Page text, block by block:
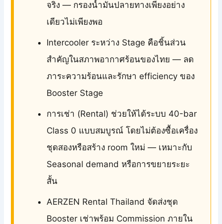
จริง — กรองน้ำมันปลายทางเพียงอย่าง
เดียวไม่เพียงพอ
Intercooler ระหว่าง Stage คือชิ้นส่วน
สำคัญในสภาพอากาศร้อนของไทย — ลด
ภาระความร้อนและรักษา efficiency ของ
Booster Stage
การเช่า (Rental) ช่วยให้ได้ระบบ 40-bar
Class 0 แบบสมบูรณ์ โดยไม่ต้องซื้อเครื่อง
ชุดสองหรือสร้าง room ใหม่ — เหมาะกับ
Seasonal demand หรือการขยายระยะ
สั้น
AERZEN Rental Thailand จัดส่งชุด
Booster เช่าพร้อม Commission ภายใน